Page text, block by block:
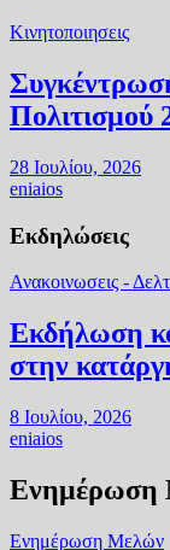
Κινητοποιησεις
Πολιτισμού
28 Ιουλίου, 2026
eniaios
Εκδηλώσεις
Ανακοινωσεις -
Εκδήλωση
στην
8 Ιουλίου, 2026
eniaios
Ενημέρωση
Ενημέρωση Μελών